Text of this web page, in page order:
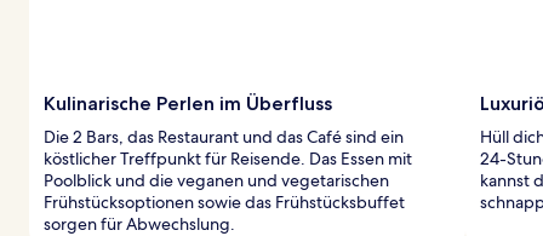
Kulinarische Perlen im Überfluss
Die 2 Bars, das Restaurant und das Café sind ein
köstlicher Treffpunkt für Reisende. Das Essen mit
Poolblick und die veganen und vegetarischen
Frühstücksoptionen sowie das Frühstücksbuffet
sorgen für Abwechslung.
Hüll
24-
kannst